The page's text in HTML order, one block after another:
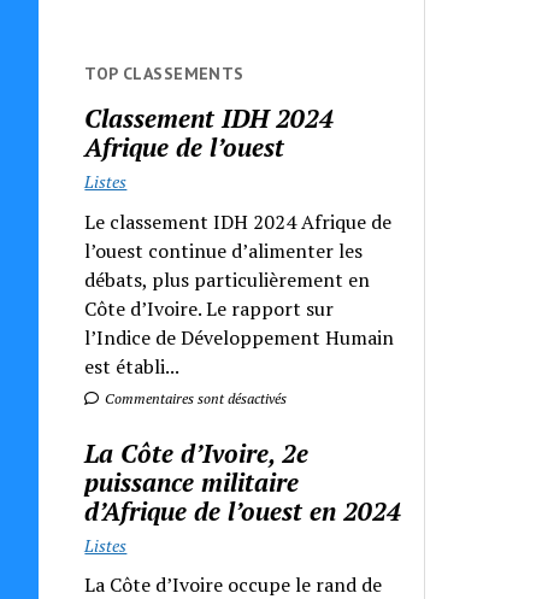
TOP CLASSEMENTS
Classement IDH 2024
Afrique de l’ouest
Listes
Le classement IDH 2024 Afrique de
l’ouest continue d’alimenter les
débats, plus particulièrement en
Côte d’Ivoire. Le rapport sur
l’Indice de Développement Humain
est établi...
Commentaires sont désactivés
La Côte d’Ivoire, 2e
puissance militaire
d’Afrique de l’ouest en 2024
Listes
La Côte d’Ivoire occupe le rand de